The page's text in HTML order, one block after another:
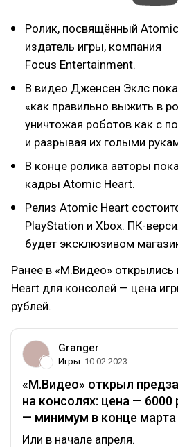
Ролик, посвящённый
издатель игры, компания
Focus Entertainment.
В видео Дженсен Эклс
«как правильно выжить в
уничтожая роботов как с
и разрывая их голыми
В конце ролика авторы
кадры Atomic Heart.
Релиз Atomic Heart
PlayStation и Xbox. ПК-
будет эксклюзивом
Ранее в «М.Видео»
Heart для консолей — цена
рублей.
Granger
Игры 10.02.2023
«М.Видео» открыл
на консолях: цена — 6000
— минимум в конце марта
Или в начале апреля.